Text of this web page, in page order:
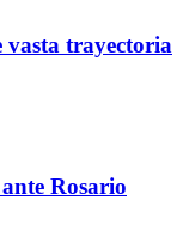
trayectoria
Rosario